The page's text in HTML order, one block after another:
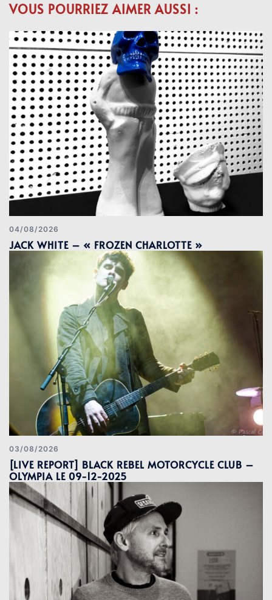
VOUS POURRIEZ AIMER AUSSI :
04/08/2026
JACK WHITE – « FROZEN CHARLOTTE »
03/08/2026
[LIVE REPORT] BLACK REBEL MOTORCYCLE CLUB –
OLYMPIA LE 09-12-2025